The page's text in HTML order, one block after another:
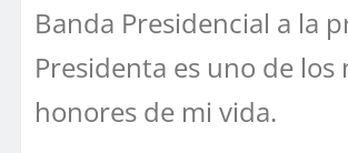
Banda Presidencial a la
Presidenta es uno de los
honores de mi vida.